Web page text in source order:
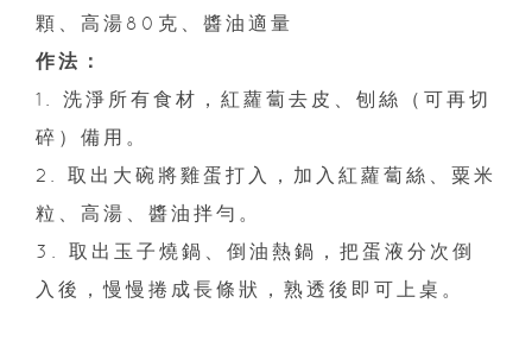
顆、高湯80克、醬油適量
作法：
1. 洗淨所有食材，紅蘿蔔去皮、刨絲（可再切
碎）備用。
2. 取出大碗將雞蛋打入，加入紅蘿蔔絲、粟米
粒、高湯、醬油拌勻。
3. 取出玉子燒鍋、倒油熱鍋，把蛋液分次倒
入後，慢慢捲成長條狀，熟透後即可上桌。